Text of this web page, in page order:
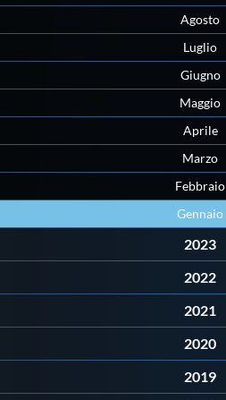
Master
Formazione
GUG
Scuole Nuoto
Propaganda
Agosto
Luglio
Giugno
Maggio
Aprile
Marzo
Febbraio
Gennaio
2023
2022
2021
2020
2019